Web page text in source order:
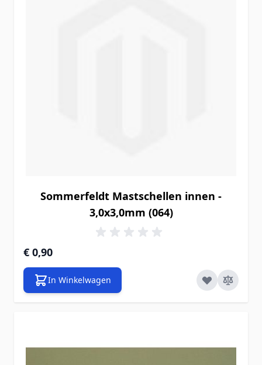
Sommerfeldt Mastschellen innen -
3,0x3,0mm (064)
€ 0,90
In Winkelwagen